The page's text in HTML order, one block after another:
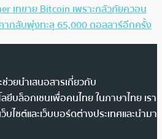
เทขาย Bitcoin เพราะกลัวภัยควอน
ากลับพุ่งทะลุ 65,000 ดอลลาร์อีกครั้ง
วยนำเสนอสารเกี่ยวกับ
ยีบล็อกเชนเพื่อคนไทย ในภาษาไทย เรา
ไซต์และเว็บบอร์ดต่างประเทศและนำมา